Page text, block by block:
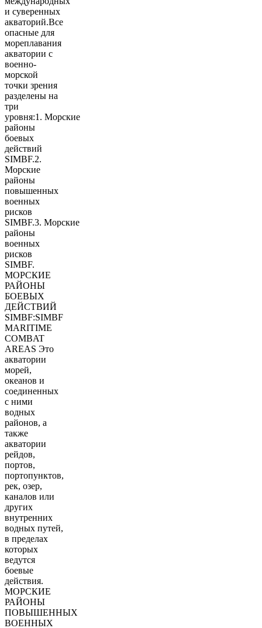
и суверенных
акваторий.Все
опасные для
мореплавания
акватории с
военно-
морской
точки зрения
разделены на
три
уровня:1. Морские
районы
боевых
действий
SIMBF.2.
Морские
районы
повышенных
военных
рисков
SIMBF.3. Морские
районы
военных
рисков
SIMBF.
МОРСКИЕ
РАЙОНЫ
БОЕВЫХ
ДЕЙСТВИЙ
SIMBF:SIMBF
MARITIME
COMBAT
AREAS Это
акватории
морей,
океанов и
соединенных
с ними
водных
районов, а
также
акватории
рейдов,
портов,
портопунктов,
рек, озер,
каналов или
других
внутренних
водных путей,
в пределах
которых
ведутся
боевые
действия.
МОРСКИЕ
РАЙОНЫ
ПОВЫШЕННЫХ
ВОЕННЫХ